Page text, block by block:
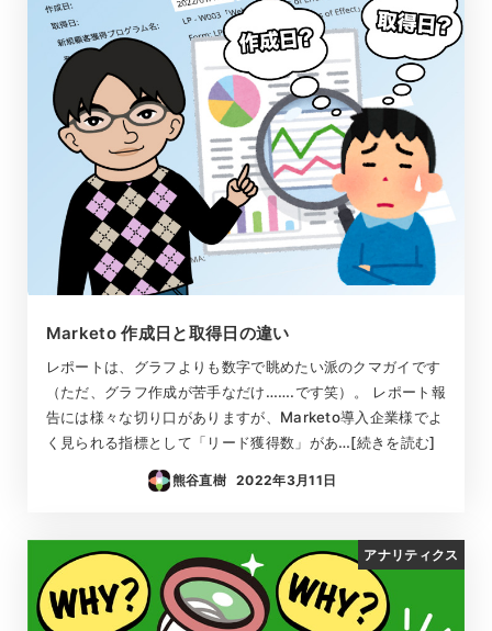
Marketo 作成日と取得日の違い
レポートは、グラフよりも数字で眺めたい派のクマガイです
（ただ、グラフ作成が苦手なだけ…….です笑）。 レポート報
告には様々な切り口がありますが、Marketo導入企業様でよ
く見られる指標として「リード獲得数」があ…[続きを読む]
熊谷直樹
投稿日
2022年3月11日
アナリティクス